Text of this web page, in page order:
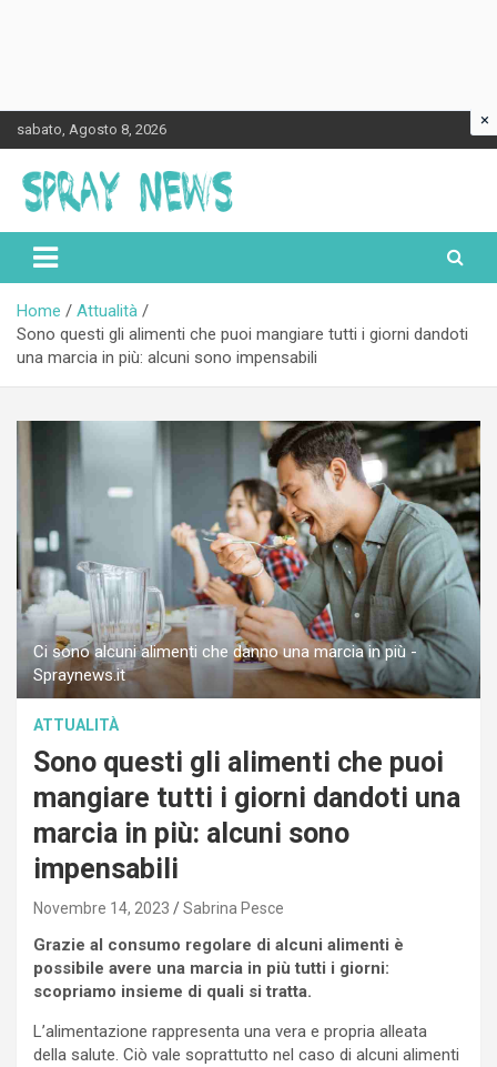
to
content
sabato, Agosto 8, 2026
Spraynews.it
Home
Attualità
Sono questi gli alimenti che puoi mangiare tutti i giorni dandoti
una marcia in più: alcuni sono impensabili
Ci sono alcuni alimenti che danno una marcia in più -
Spraynews.it
ATTUALITÀ
Sono questi gli alimenti che puoi
mangiare tutti i giorni dandoti una
marcia in più: alcuni sono
impensabili
Novembre 14, 2023 Sabrina Pesce
Grazie al consumo regolare di alcuni alimenti è
possibile avere una marcia in più tutti i giorni:
scopriamo insieme di quali si tratta.
L’alimentazione rappresenta una vera e propria alleata
della salute. Ciò vale soprattutto nel caso di alcuni alimenti
×